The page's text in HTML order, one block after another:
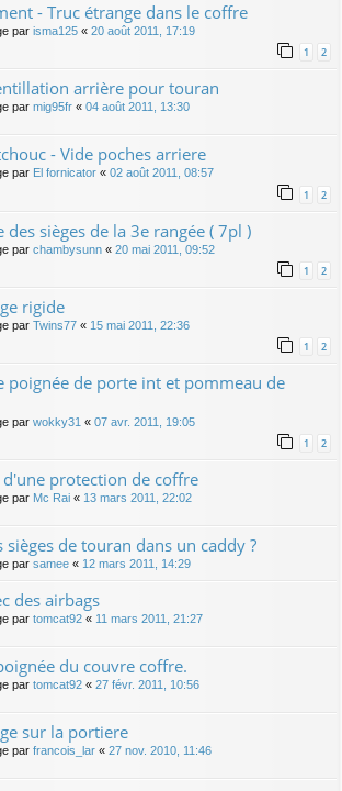
- Truc étrange dans le coffre
par isma125 « 20 août 2011, 17:19
1 2
arrière pour touran
par mig95fr « 04 août 2011, 13:30
- Vide poches arriere
par El fornicator « 02 août 2011, 08:57
1 2
des sièges de la 3e rangée ( 7pl )
par chambysunn « 20 mai 2011, 09:52
1 2
rigide
par Twins77 « 15 mai 2011, 22:36
1 2
poignée de porte int et pommeau de
par wokky31 « 07 avr. 2011, 19:05
1 2
d'une protection de coffre
par Mc Rai « 13 mars 2011, 22:02
sièges de touran dans un caddy ?
par samee « 12 mars 2011, 14:29
des airbags
par tomcat92 « 11 mars 2011, 21:27
du couvre coffre.
par tomcat92 « 27 févr. 2011, 10:56
sur la portiere
par francois_lar « 27 nov. 2010, 11:46